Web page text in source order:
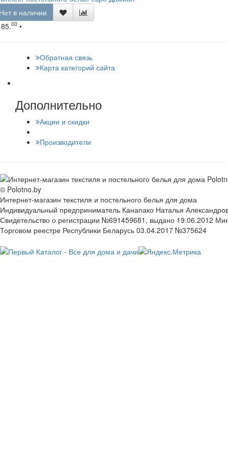
в наличии
00 •
Обратная связь
Карта категорий сайта
Дополнительно
Акции и скидки
Производители
© Polotno.by
Интернет-магазин текстиля и постельного белья для дома
Индивидуальный предприниматель Канапако Наталья
Свидетельство о регистрации №691459681, выдано 19.06.2012
Торговом реестре Республики Беларусь 03.04.2017 №375624